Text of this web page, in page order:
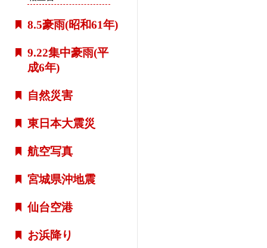
8.5豪雨(昭和61年)
9.22集中豪雨(平
成6年)
自然災害
東日本大震災
航空写真
宮城県沖地震
仙台空港
お浜降り